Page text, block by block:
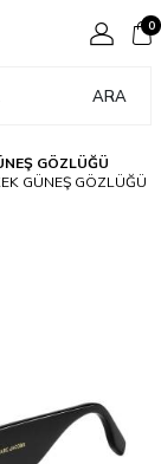
ARA
0
GÖZLÜĞÜ
GÜNEŞ GÖZLÜĞÜ